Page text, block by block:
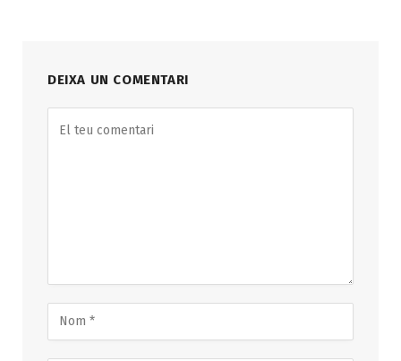
DEIXA UN COMENTARI